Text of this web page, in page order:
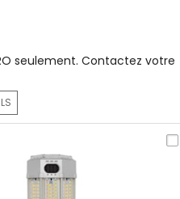
seulement. Contactez votre